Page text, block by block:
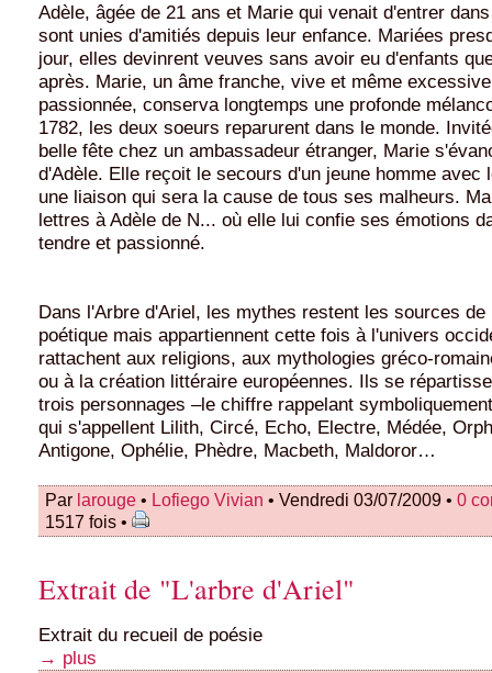
Adèle, âgée de 21 ans et Marie qui venait d'entrer
sont unies d'amitiés depuis leur enfance. Mariées
jour, elles devinrent veuves sans avoir eu d'enfants
après. Marie, un âme franche, vive et même
passionnée, conserva longtemps une profonde
1782, les deux soeurs reparurent dans le monde.
belle fête chez un ambassadeur étranger, Marie
d'Adèle. Elle reçoit le secours d'un jeune homme avec
une liaison qui sera la cause de tous ses malheurs.
lettres à Adèle de N... où elle lui confie ses émotions
tendre et passionné.
Dans l'Arbre d'Ariel, les mythes restent les sources de
poétique mais appartiennent cette fois à l'univers
rattachent aux religions, aux mythologies gréco-
ou à la création littéraire européennes. Ils se
trois personnages –le chiffre rappelant
qui s'appellent Lilith, Circé, Echo, Electre, Médée,
Antigone, Ophélie, Phèdre, Macbeth, Maldoror…
Par larouge • Lofiego Vivian • Vendredi 03/07/2009 • 0
1517 fois •
Extrait de "L'arbre d'Ariel"
Extrait du recueil de poésie
→ plus